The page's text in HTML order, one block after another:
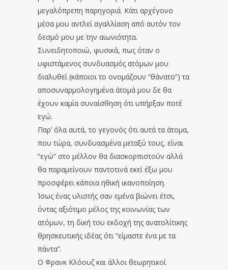
μεγαλόπρεπη παρηγοριά. Κάτι αρχέγονο
μέσα μου αντλεί αγαλλίαση από αυτόν τον
δεσμό μου με την αιωνιότητα.
Συνειδητοποιώ, φυσικά, πως όταν ο
υφιστάμενος συνδυασμός ατόμων μου
διαλυθεί (κάποιοι το ονομάζουν “θάνατο”) τα
αποσυναρμολογημένα άτομά μου δε θα
έχουν καμία συναίσθηση ότι υπήρξαν ποτέ
εγώ.
Παρ’ όλα αυτά, το γεγονός ότι αυτά τα άτομα,
που τώρα, συνδυασμένα μεταξύ τους, είναι
“εγώ” στο μέλλον θα διασκορπιστούν αλλά
θα παραμείνουν παντοτινά εκεί έξω μου
προσφέρει κάποια ηθική ικανοποίηση.
Ίσως ένας υλιστής σαν εμένα βιώνει έτσι,
όντας αξιότιμο μέλος της κοινωνίας των
ατόμων, τη δική του εκδοχή της ανατολίτικης
θρησκευτικής ιδέας ότι “είμαστε ένα με τα
πάντα”.
Ο Φρανκ Κλόουζ και άλλοι θεωρητικοί